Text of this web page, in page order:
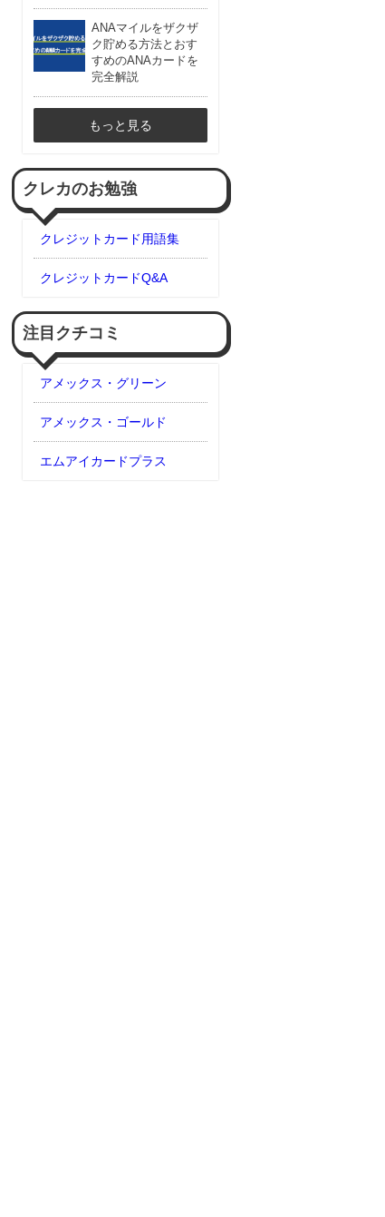
ANAマイルをザクザ
ク貯める方法とおす
すめのANAカードを
完全解説
もっと見る
クレカのお勉強
クレジットカード用語集
クレジットカードQ&A
注目クチコミ
アメックス・グリーン
アメックス・ゴールド
エムアイカードプラス